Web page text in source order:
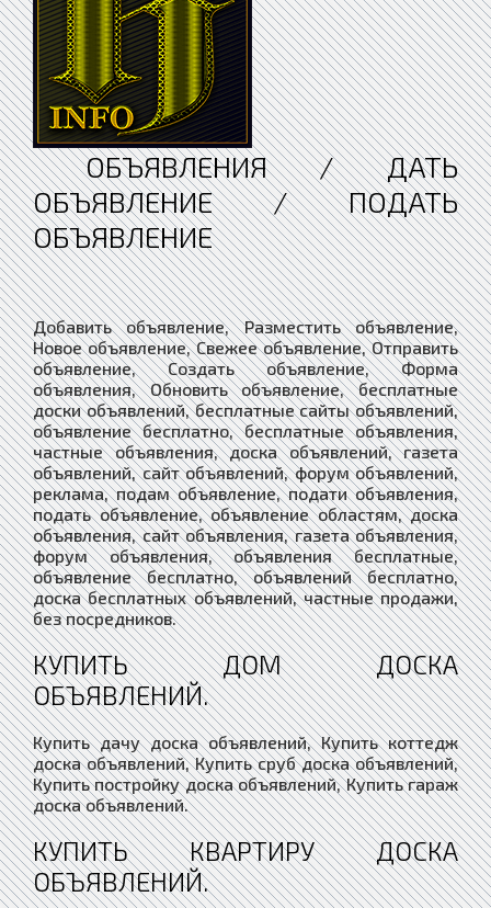
ОБЪЯВЛЕНИЯ / ДАТЬ
ОБЪЯВЛЕНИЕ / ПОДАТЬ
ОБЪЯВЛЕНИЕ
Добавить объявление, Разместить объявление,
Новое объявление, Свежее объявление, Отправить
объявление, Создать объявление, Форма
объявления, Обновить объявление, бесплатные
доски объявлений, бесплатные сайты объявлений,
объявление бесплатно, бесплатные объявления,
частные объявления, доска объявлений, газета
объявлений, сайт объявлений, форум объявлений,
реклама, подам объявление, подати объявления,
подать объявление, объявление областям, доска
объявления, сайт объявления, газета объявления,
форум объявления, объявления бесплатные,
объявление бесплатно, объявлений бесплатно,
доска бесплатных объявлений, частные продажи,
без посредников.
КУПИТЬ ДОМ ДОСКА
ОБЪЯВЛЕНИЙ.
Купить дачу доска объявлений, Купить коттедж
доска объявлений, Купить сруб доска объявлений,
Купить постройку доска объявлений, Купить гараж
доска объявлений.
КУПИТЬ КВАРТИРУ ДОСКА
ОБЪЯВЛЕНИЙ.